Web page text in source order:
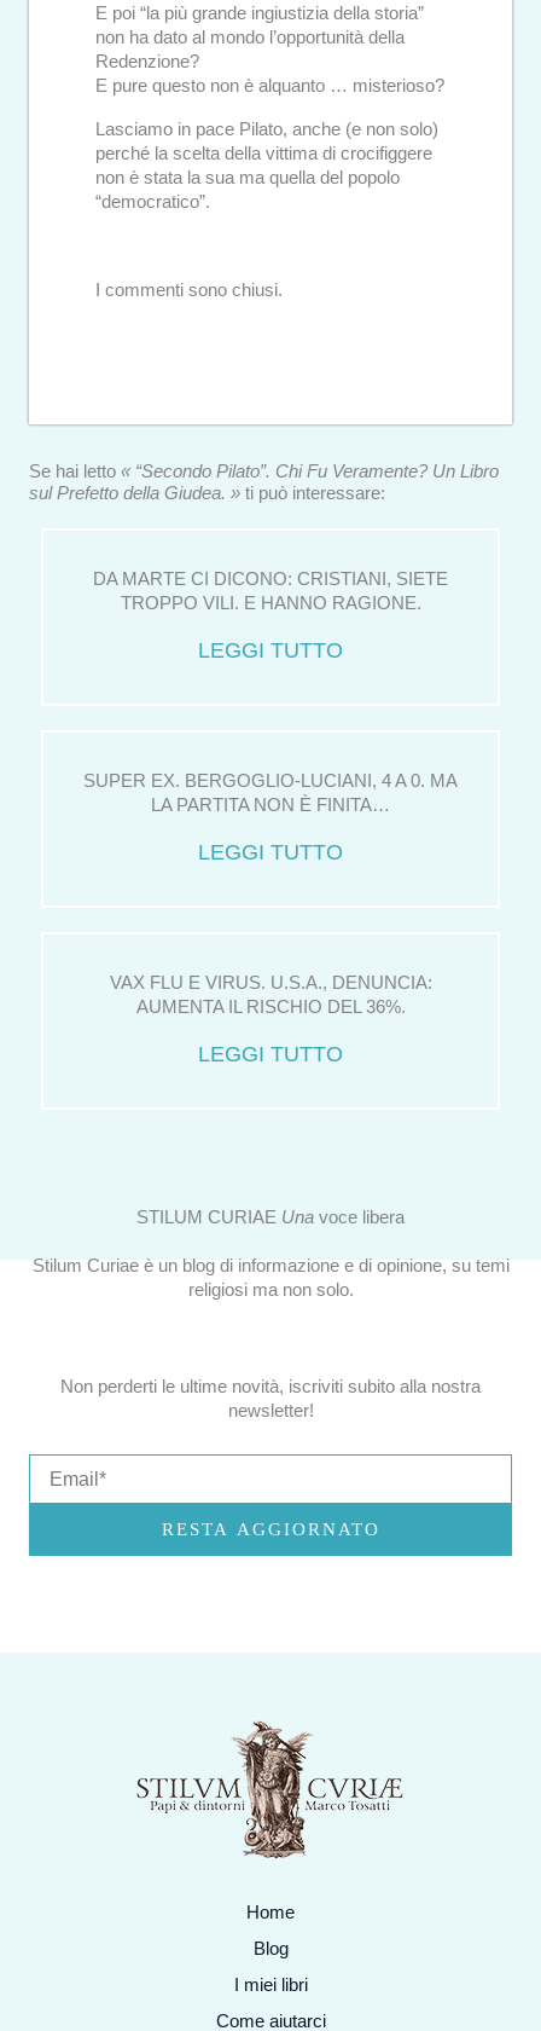
E poi “la più grande ingiustizia della storia”
non ha dato al mondo l’opportunità della
Redenzione?
E pure questo non è alquanto … misterioso?
Lasciamo in pace Pilato, anche (e non solo)
perché la scelta della vittima di crocifiggere
non è stata la sua ma quella del popolo
“democratico”.
I commenti sono chiusi.
Se hai letto « “Secondo Pilato”. Chi Fu Veramente? Un Libro
sul Prefetto della Giudea. » ti può interessare:
DA MARTE CI DICONO: CRISTIANI, SIETE
TROPPO VILI. E HANNO RAGIONE.
LEGGI TUTTO
SUPER EX. BERGOGLIO-LUCIANI, 4 A 0. MA
LA PARTITA NON È FINITA…
LEGGI TUTTO
VAX FLU E VIRUS. U.S.A., DENUNCIA:
AUMENTA IL RISCHIO DEL 36%.
LEGGI TUTTO
STILUM CURIAE Una voce libera
Stilum Curiae è un blog di informazione e di opinione, su temi
religiosi ma non solo.
Non perderti le ultime novità, iscriviti subito alla nostra
newsletter!
RESTA AGGIORNATO
Home
Blog
I miei libri
Come aiutarci